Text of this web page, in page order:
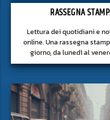
RASSEGNA
Lettura dei quotidiani e
online. Una rassegna
giorno, da lunedì al
approfondito delle notizie